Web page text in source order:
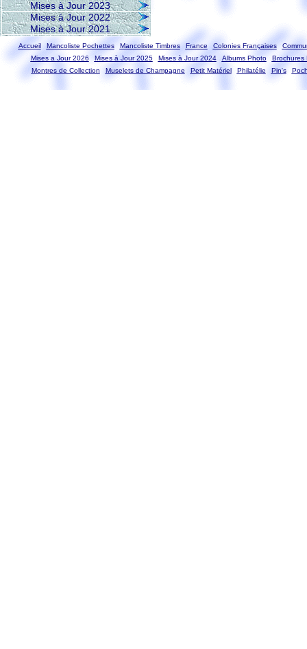
Mises à Jour 2023
Mises à Jour 2022
Mises à Jour 2021
Accueil Mancoliste Pochettes Mancoliste Timbres France Colonies Françaises
Mises a Jour 2026
Mises à Jour 2025 Mises à Jour 2024 Albums Photo
Brochures
Montres de Collection
Muselets de Champagne Petit Matériel Philatélie Pin's